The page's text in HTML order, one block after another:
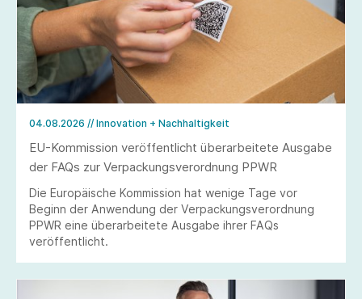
04.08.2026 // Innovation + Nachhaltigkeit
EU-Kommission veröffentlicht überarbeitete Ausgabe
der FAQs zur Verpackungsverordnung PPWR
Die Europäische Kommission hat wenige Tage vor
Beginn der Anwendung der Verpackungsverordnung
PPWR eine überarbeitete Ausgabe ihrer FAQs
veröffentlicht.